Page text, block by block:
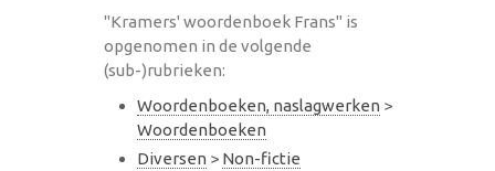
"Kramers' woordenboek Frans" is
opgenomen in de volgende
(sub-)rubrieken:
Woordenboeken, naslagwerken >
Woordenboeken
Diversen > Non-fictie